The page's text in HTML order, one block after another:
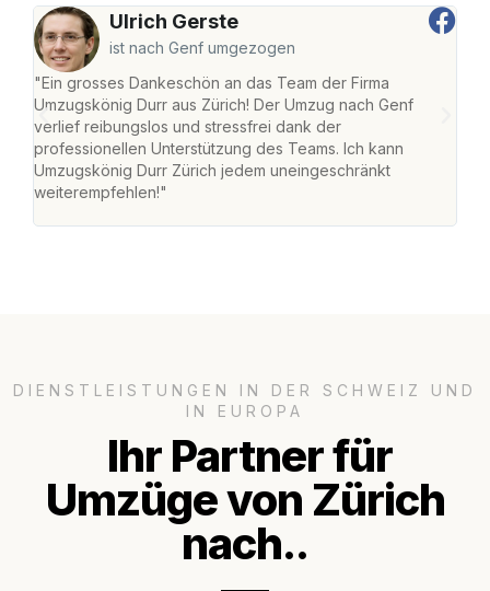
Ulrich Gerste
ist nach Genf umgezogen
"Ein grosses Dankeschön an das Team der Firma
Umzugskönig Durr aus Zürich! Der Umzug nach Genf
verlief reibungslos und stressfrei dank der
professionellen Unterstützung des Teams. Ich kann
Umzugskönig Durr Zürich jedem uneingeschränkt
weiterempfehlen!"
DIENSTLEISTUNGEN IN DER SCHWEIZ UND
IN EUROPA
Ihr Partner für
Umzüge von Zürich
nach..